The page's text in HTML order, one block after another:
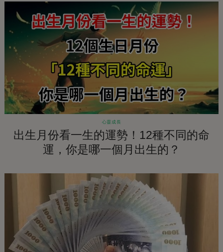
心靈成長
出生月份看一生的運勢！12種不同的命
運，你是哪一個月出生的？